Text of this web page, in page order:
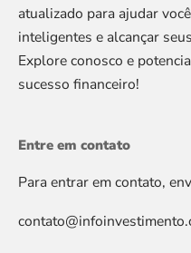
atualizado para ajudar
inteligentes e alcançar
Explore conosco e
sucesso financeiro!
Entre em contato
Para entrar em contato,